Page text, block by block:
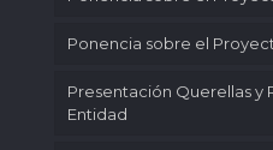
Ponencia sobre el
Presentación Querellas y
Entidad